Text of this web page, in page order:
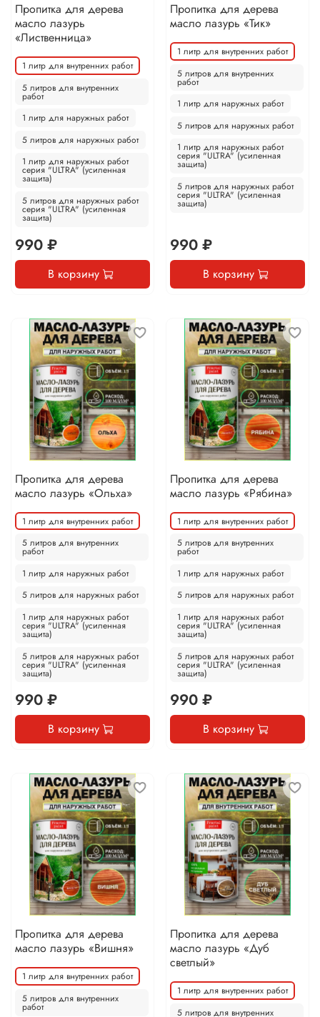
Пропитка для дерева
масло лазурь
«Лиственница»
1 литр для внутренних работ
5 литров для внутренних
работ
1 литр для наружных работ
5 литров для наружных работ
1 литр для наружных работ
серия "ULTRA" (усиленная
защита)
5 литров для наружных работ
серия "ULTRA" (усиленная
защита)
990 ₽
В корзину
Пропитка для дерева
масло лазурь «Тик»
1 литр для внутренних работ
5 литров для внутренних
работ
1 литр для наружных работ
5 литров для наружных работ
1 литр для наружных работ
серия "ULTRA" (усиленная
защита)
5 литров для наружных работ
серия "ULTRA" (усиленная
защита)
990 ₽
В корзину
Пропитка для дерева
масло лазурь «Ольха»
1 литр для внутренних работ
5 литров для внутренних
работ
1 литр для наружных работ
5 литров для наружных работ
1 литр для наружных работ
серия "ULTRA" (усиленная
защита)
5 литров для наружных работ
серия "ULTRA" (усиленная
защита)
990 ₽
В корзину
Пропитка для дерева
масло лазурь «Рябина»
1 литр для внутренних работ
5 литров для внутренних
работ
1 литр для наружных работ
5 литров для наружных работ
1 литр для наружных работ
серия "ULTRA" (усиленная
защита)
5 литров для наружных работ
серия "ULTRA" (усиленная
защита)
990 ₽
В корзину
Пропитка для дерева
масло лазурь «Вишня»
1 литр для внутренних работ
5 литров для внутренних
работ
Пропитка для дерева
масло лазурь «Дуб
светлый»
1 литр для внутренних работ
5 литров для внутренних